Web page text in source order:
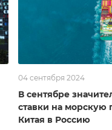
04 сентября 2024
В сентябре
ставки на морскую
Китая в Россию